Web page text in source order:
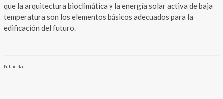
que la arquitectura bioclimática y la energía solar activa de baja
temperatura son los elementos básicos adecuados para la
edificación del futuro.
Publicidad